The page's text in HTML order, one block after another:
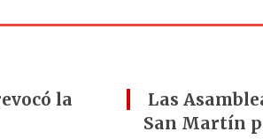
la
Las
San Martín